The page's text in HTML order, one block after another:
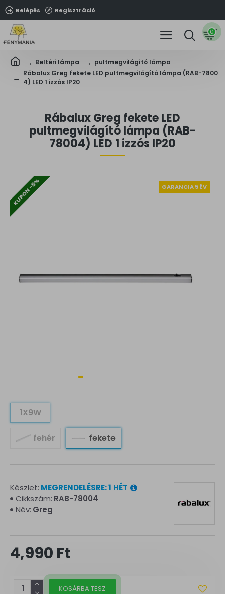
Belépés Regisztráció
0
Beltéri lámpa
pultmegvilágító lámpa
Rábalux Greg fekete LED pultmegvilágító lámpa (RAB-7800
4) LED 1 izzós IP20
Rábalux Greg fekete LED
pultmegvilágító lámpa (RAB-
78004) LED 1 izzós IP20
GARANCIA 5 ÉV
KUPON -5%
1X9W
fehér fekete
4,990 Ft
Készlet: MEGRENDELÉSRE: 1 HÉT
Cikkszám: RAB-78004
Név: Greg
KOSÁRBA TESZ